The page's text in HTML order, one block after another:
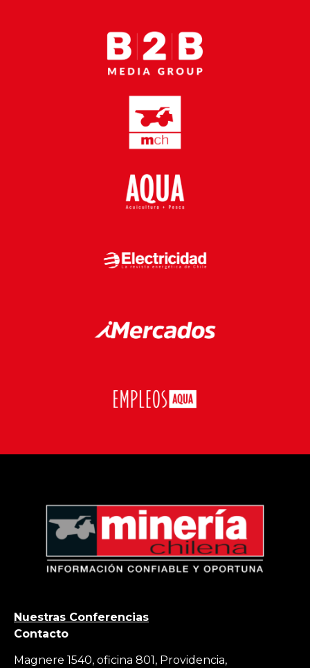
Nuestras Conferencias
Contacto
Magnere 1540, oficina 801, Providencia,